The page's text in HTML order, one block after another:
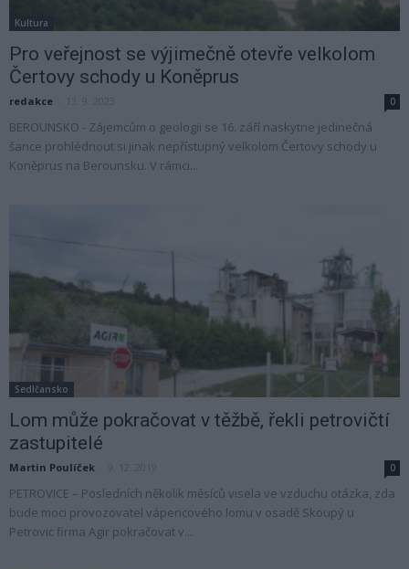
Kultura
Pro veřejnost se výjimečně otevře velkolom
Čertovy schody u Koněprus
redakce 0
BEROUNSKO - Zájemcům o geologii se 16. září naskytne jedinečná
šance prohlédnout si jinak nepřístupný velkolom Čertovy schody u
Koněprus na Berounsku. V rámci...
Sedlčansko
Lom může pokračovat v těžbě, řekli petrovičtí
zastupitelé
Martin Poulíček 0
PETROVICE – Posledních několik měsíců visela ve vzduchu otázka, zda
bude moci provozovatel vápencového lomu v osadě Skoupý u
Petrovic firma Agir pokračovat v...